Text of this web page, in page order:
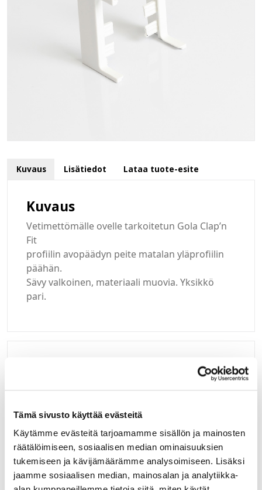
Tämä sivusto käyttää evästeitä
Käytämme evästeitä tarjoamamme sisällön ja mainosten
räätälöimiseen, sosiaalisen median ominaisuuksien
tukemiseen ja kävijämäärämme analysoimiseen. Lisäksi
jaamme sosiaalisen median, mainosalan ja analytiikka-
Kuvaus Lisätiedot Lataa tuote-esite
Kuvaus
Vetimettömälle ovelle tarkoitetun Gola Clap’n
Fit
profiilin avopäädyn peite matalan yläprofiilin
päähän.
Sävy valkoinen, materiaali muovia. Yksikkö
pari.
verkkokauppaamme, niin olkaa yhteydessä
mail@helatukku.com
Määrä pakkauksessa: